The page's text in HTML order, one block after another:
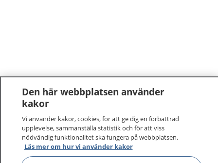
Den här webbplatsen använder
kakor
Vi använder kakor, cookies, för att ge dig en förbättrad
upplevelse, sammanställa statistik och för att viss
nödvändig funktionalitet ska fungera på webbplatsen.
Läs mer om hur vi använder kakor